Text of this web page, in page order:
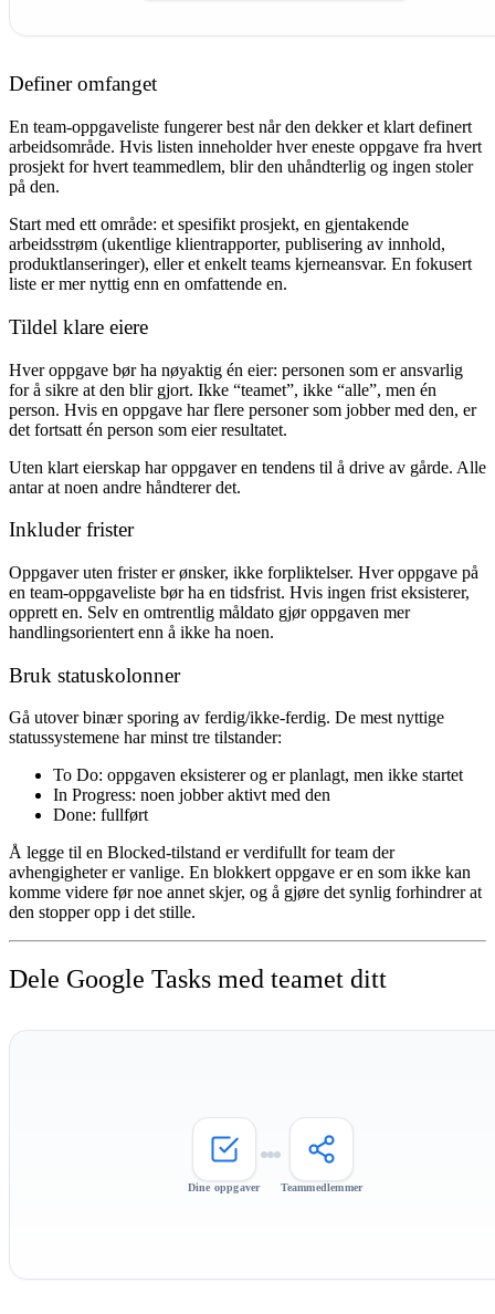
Definer omfanget
En team-oppgaveliste fungerer best når den dekker et klart definert
arbeidsområde. Hvis listen inneholder hver eneste oppgave fra hvert
prosjekt for hvert teammedlem, blir den uhåndterlig og ingen stoler
på den.
Start med ett område: et spesifikt prosjekt, en gjentakende
arbeidsstrøm (ukentlige klientrapporter, publisering av innhold,
produktlanseringer), eller et enkelt teams kjerneansvar. En fokusert
liste er mer nyttig enn en omfattende en.
Tildel klare eiere
Hver oppgave bør ha nøyaktig én eier: personen som er ansvarlig
for å sikre at den blir gjort. Ikke “teamet”, ikke “alle”, men én
person. Hvis en oppgave har flere personer som jobber med den, er
det fortsatt én person som eier resultatet.
Uten klart eierskap har oppgaver en tendens til å drive av gårde. Alle
antar at noen andre håndterer det.
Inkluder frister
Oppgaver uten frister er ønsker, ikke forpliktelser. Hver oppgave på
en team-oppgaveliste bør ha en tidsfrist. Hvis ingen frist eksisterer,
opprett en. Selv en omtrentlig måldato gjør oppgaven mer
handlingsorientert enn å ikke ha noen.
Bruk statuskolonner
Gå utover binær sporing av ferdig/ikke-ferdig. De mest nyttige
statussystemene har minst tre tilstander:
To Do: oppgaven eksisterer og er planlagt, men ikke startet
In Progress: noen jobber aktivt med den
Done: fullført
Å legge til en Blocked-tilstand er verdifullt for team der
avhengigheter er vanlige. En blokkert oppgave er en som ikke kan
komme videre før noe annet skjer, og å gjøre det synlig forhindrer at
den stopper opp i det stille.
Dele Google Tasks med teamet ditt
Dine oppgaver Teammedlemmer